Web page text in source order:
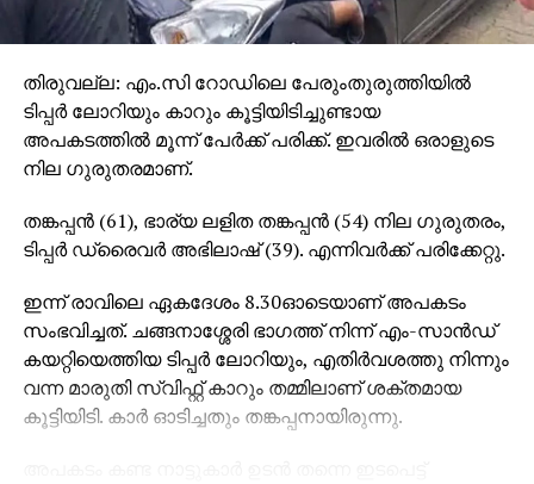
തിരുവല്ല: എം.സി റോഡിലെ പേരുംതുരുത്തിയില്‍
ടിപ്പര്‍ ലോറിയും കാറും കൂട്ടിയിടിച്ചുണ്ടായ
അപകടത്തില്‍ മൂന്ന് പേര്‍ക്ക് പരിക്ക്. ഇവരില്‍ ഒരാളുടെ
നില ഗുരുതരമാണ്.
തങ്കപ്പന്‍ (61), ഭാര്യ ലളിത തങ്കപ്പന്‍ (54) നില ഗുരുതരം,
ടിപ്പര്‍ ഡ്രൈവര്‍ അഭിലാഷ് (39). എന്നിവര്‍ക്ക് പരിക്കേറ്റു.
ഇന്ന് രാവിലെ ഏകദേശം 8.30ഓടെയാണ് അപകടം
സംഭവിച്ചത്. ചങ്ങനാശ്ശേരി ഭാഗത്ത് നിന്ന് എം-സാന്‍ഡ്
കയറ്റിയെത്തിയ ടിപ്പര്‍ ലോറിയും, എതിര്‍വശത്തു നിന്നും
വന്ന മാരുതി സ്വിഫ്റ്റ് കാറും തമ്മിലാണ് ശക്തമായ
കൂട്ടിയിടി. കാര്‍ ഓടിച്ചതും തങ്കപ്പനായിരുന്നു.